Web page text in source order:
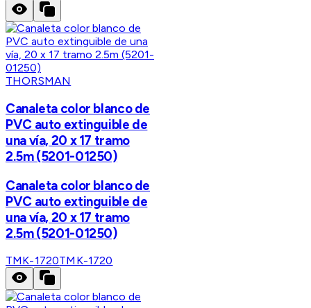
THORSMAN
Canaleta color blanco de
PVC auto extinguible de
una vía, 20 x 17 tramo
2.5m (5201-01250)
Canaleta color blanco de
PVC auto extinguible de
una vía, 20 x 17 tramo
2.5m (5201-01250)
TMK-1720TMK-1720